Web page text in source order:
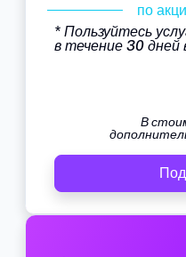
по
* Пользуйтесь
в течение 30 дней
В